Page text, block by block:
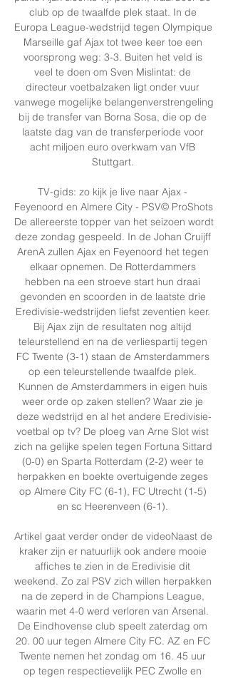
club op de twaalfde plek staat. In de
Europa League-wedstrijd tegen Olympique
Marseille gaf Ajax tot twee keer toe een
voorsprong weg: 3-3. Buiten het veld is
veel te doen om Sven Mislintat: de
directeur voetbalzaken ligt onder vuur
vanwege mogelijke belangenverstrengeling
bij de transfer van Borna Sosa, die op de
laatste dag van de transferperiode voor
acht miljoen euro overkwam van VfB
Stuttgart.
TV-gids: zo kijk je live naar Ajax -
Feyenoord en Almere City - PSV© ProShots
De allereerste topper van het seizoen wordt
deze zondag gespeeld. In de Johan Cruijff
ArenA zullen Ajax en Feyenoord het tegen
elkaar opnemen. De Rotterdammers
hebben na een stroeve start hun draai
gevonden en scoorden in de laatste drie
Eredivisie-wedstrijden liefst zeventien keer.
Bij Ajax zijn de resultaten nog altijd
teleurstellend en na de verliespartij tegen
FC Twente (3-1) staan de Amsterdammers
op een teleurstellende twaalfde plek.
Kunnen de Amsterdammers in eigen huis
weer orde op zaken stellen? Waar zie je
deze wedstrijd en al het andere Eredivisie-
voetbal op tv? De ploeg van Arne Slot wist
zich na gelijke spelen tegen Fortuna Sittard
(0-0) en Sparta Rotterdam (2-2) weer te
herpakken en boekte overtuigende zeges
op Almere City FC (6-1), FC Utrecht (1-5)
en sc Heerenveen (6-1).
Artikel gaat verder onder de videoNaast de
kraker zijn er natuurlijk ook andere mooie
affiches te zien in de Eredivisie dit
weekend. Zo zal PSV zich willen herpakken
na de zeperd in de Champions League,
waarin met 4-0 werd verloren van Arsenal.
De Eindhovense club speelt zaterdag om
20. 00 uur tegen Almere City FC. AZ en FC
Twente nemen het zondag om 16. 45 uur
op tegen respectievelijk PEC Zwolle en